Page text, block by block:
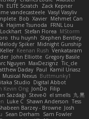
ELITE Scratch
Zack Kepner
vandecasteele Vasyl Vasyliv
Bob Xavier Mehmet Can
Hajime Tsunoda
FRNL Lou
Stefan Florea MStorm
thu huynh Stephen Bentley
Melody Spiker Midnight Gunship
Keenan Rush Venkataram
John Elliotte Gregory Basile
Nguyen MaxDezignz Tic_cle
Daday Paul Kamil Uriasz
Musical Nexus Buttmunky1
Studio Digital Abbot
Kevin Ong JonDo Filip
Sazdağı Steve-0 el smells 丸 黒
Luke C Shawn Anderson Tess
Barzey - Browne Josh
Sean Derham
Sam Fowler